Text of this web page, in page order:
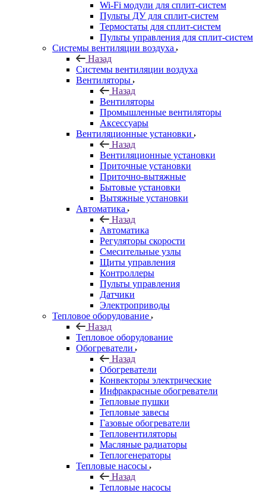
Wi-Fi модули для сплит-систем
Пульты ДУ для сплит-систем
Термостаты для сплит-систем
Пульты управления для сплит-систем
Системы вентиляции воздуха
Назад
Системы вентиляции воздуха
Вентиляторы
Назад
Вентиляторы
Промышленные вентиляторы
Аксессуары
Вентиляционные установки
Назад
Вентиляционные установки
Приточные установки
Приточно-вытяжные
Бытовые установки
Вытяжные установки
Автоматика
Назад
Автоматика
Регуляторы скорости
Смесительные узлы
Щиты управления
Контроллеры
Пульты управления
Датчики
Электроприводы
Тепловое оборудование
Назад
Тепловое оборудование
Обогреватели
Назад
Обогреватели
Конвекторы электрические
Инфракрасные обогреватели
Тепловые пушки
Тепловые завесы
Газовые обогреватели
Тепловентиляторы
Масляные радиаторы
Теплогенераторы
Тепловые насосы
Назад
Тепловые насосы